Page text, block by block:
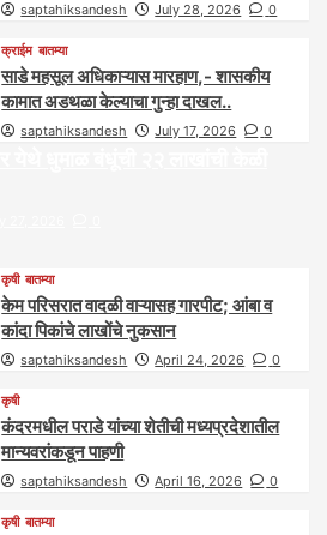
saptahiksandesh July 28, 2026 0
क्राईम बातम्या
साडे महसूल अधिकाऱ्यास मारहाण,- शासकीय
कामात अडथळा केल्याचा गुन्हा दाखल..
saptahiksandesh July 17, 2026 0
कृषी बातम्या
केम परिसरात वादळी वाऱ्यासह गारपीट; आंबा व
कांदा पिकांचे लाखोंचे नुकसान
saptahiksandesh April 24, 2026 0
कृषी
कंदरमधील पराडे यांच्या शेतीची मध्यप्रदेशातील
मान्यवरांकडून पाहणी
saptahiksandesh April 16, 2026 0
कृषी बातम्या